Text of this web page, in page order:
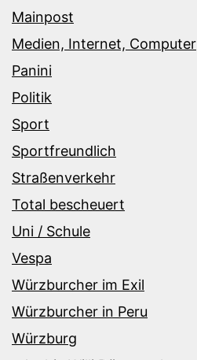
Mainpost
Medien, Internet, Computer
Panini
Politik
Sport
Sportfreundlich
Straßenverkehr
Total bescheuert
Uni / Schule
Vespa
Würzburcher im Exil
Würzburcher in Peru
Würzburg